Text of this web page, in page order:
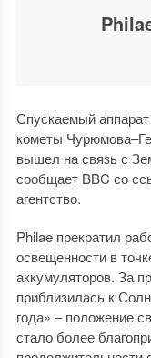
Спускаемый
кометы
вышел на связь с
сообщает BBC со
агентство.
Philae прекратил
освещенности в
аккумуляторов. За
приблизилась к
года» – положение
стало более